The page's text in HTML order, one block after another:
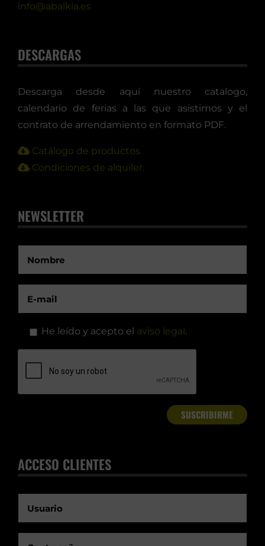
info@abalkia.es
DESCARGAS
Descarga desde aquí nuestro catalogo,
calendario de ferias a las que asistimos y el
contrato de arrendamiento en formato PDF.
Catálogo de productos.
Condiciones de alquiler.
NEWSLETTER
He leído y acepto el aviso legal .
ACCESO CLIENTES